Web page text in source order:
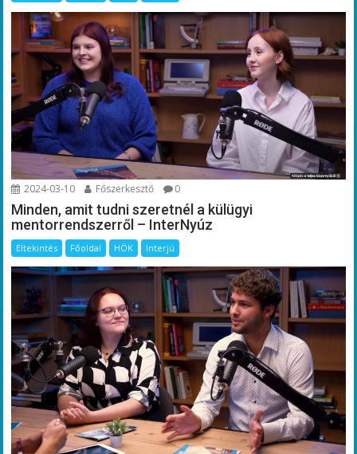
2024-03-10 Főszerkesztő 0
Minden, amit tudni szeretnél a külügyi
mentorrendszerről – InterNyúz
Eltekintés Főoldal HÖK Interjú